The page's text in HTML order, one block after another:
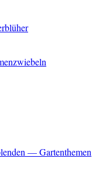
— Gartenthemen